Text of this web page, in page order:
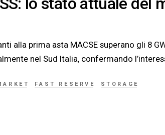
alla prima asta MACSE superano gli 8
nel Sud Italia, confermando
FAST RESERVE STORAGE